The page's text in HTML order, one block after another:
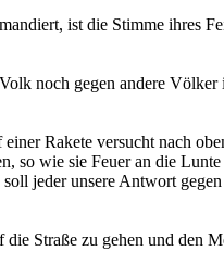
ist die Stimme ihres
noch gegen andere
Rakete versucht nach
so wie sie Feuer an die
jeder unsere Antwort
Straße zu gehen und den